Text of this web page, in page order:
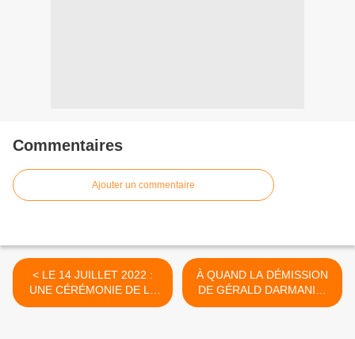
Commentaires
Ajouter un commentaire
< LE 14 JUILLET 2022 :
UNE CÉRÉMONIE DE LA
FÊTE NATIONALE 2022
À QUAND LA DÉMISSION
DE GÉRALD DARMANIN,
NUMÉRO 2 DU